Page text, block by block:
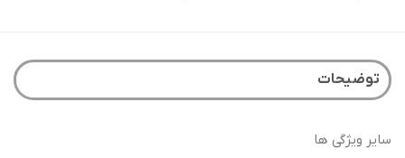
توضیحات
سایر ویژگی ها